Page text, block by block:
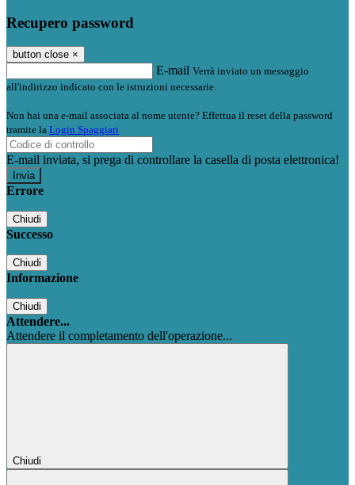
Recupero password
button close ×
E-mail Verrà inviato un messaggio
all'indirizzo indicato con le istruzioni necessarie.
Non hai una e-mail associata al nome utente? Effettua il reset della password
tramite la Login Spaggiari
E-mail inviata, si prega di controllare la casella di posta elettronica!
Errore
Chiudi
Successo
Chiudi
Informazione
Chiudi
Attendere...
Attendere il completamento dell'operazione...
Chiudi